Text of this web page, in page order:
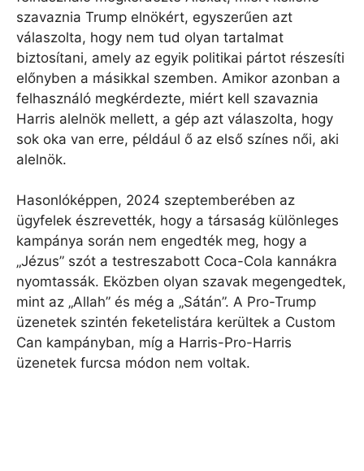
szavaznia Trump elnökért, egyszerűen azt
válaszolta, hogy nem tud olyan tartalmat
biztosítani, amely az egyik politikai pártot részesíti
előnyben a másikkal szemben. Amikor azonban a
felhasználó megkérdezte, miért kell szavaznia
Harris alelnök mellett, a gép azt válaszolta, hogy
sok oka van erre, például ő az első színes női, aki
alelnök.
Hasonlóképpen, 2024 szeptemberében az
ügyfelek észrevették, hogy a társaság különleges
kampánya során nem engedték meg, hogy a
„Jézus” szót a testreszabott Coca-Cola kannákra
nyomtassák. Eközben olyan szavak megengedtek,
mint az „Allah” és még a „Sátán”. A Pro-Trump
üzenetek szintén feketelistára kerültek a Custom
Can kampányban, míg a Harris-Pro-Harris
üzenetek furcsa módon nem voltak.